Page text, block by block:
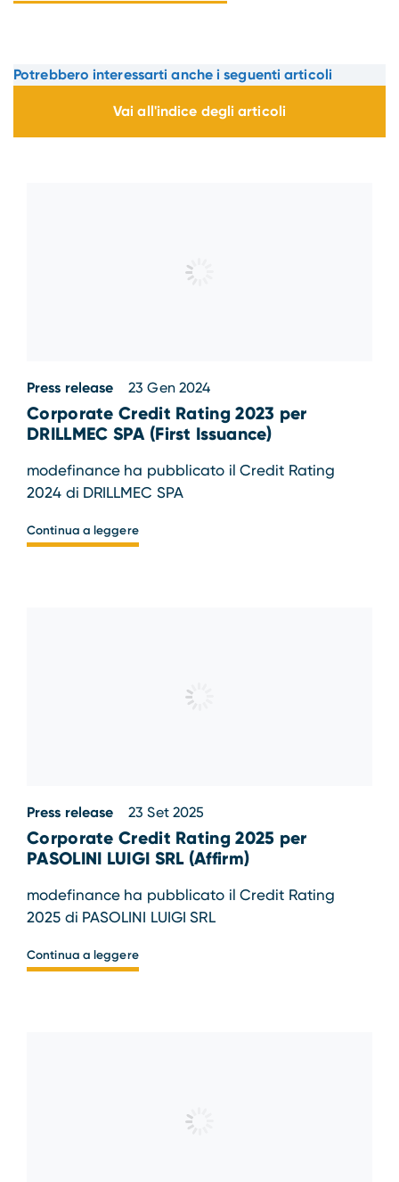
Potrebbero interessarti anche i seguenti articoli
Vai all'indice degli articoli
Press release 23 Gen 2024
Corporate Credit Rating 2023 per
DRILLMEC SPA (First Issuance)
modefinance ha pubblicato il Credit Rating
2024 di DRILLMEC SPA
Continua a leggere
Press release 23 Set 2025
Corporate Credit Rating 2025 per
PASOLINI LUIGI SRL (Affirm)
modefinance ha pubblicato il Credit Rating
2025 di PASOLINI LUIGI SRL
Continua a leggere